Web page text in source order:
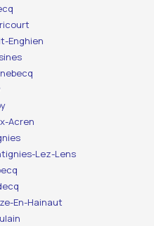
Enghien
Acren
Lez-Lens
En-Hainaut